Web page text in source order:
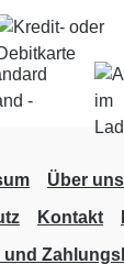
Über uns
Kontakt
und